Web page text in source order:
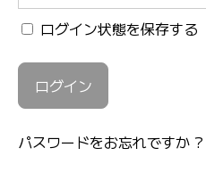
ログイン状態を保存する
パスワードをお忘れですか ?